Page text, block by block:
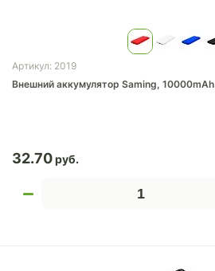
Артикул: 2019
Внешний аккумулятор Saming, 10000mAh
32.70